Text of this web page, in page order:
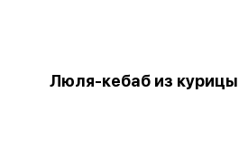
Люля-кебаб из курицы